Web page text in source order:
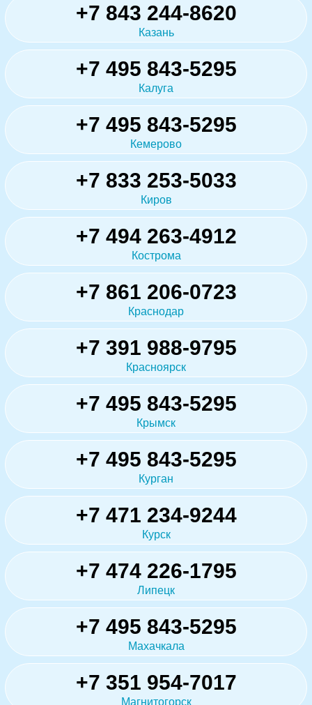
+7 843 244-8620
Казань
+7 495 843-5295
Калуга
+7 495 843-5295
Кемерово
+7 833 253-5033
Киров
+7 494 263-4912
Кострома
+7 861 206-0723
Краснодар
+7 391 988-9795
Красноярск
+7 495 843-5295
Крымск
+7 495 843-5295
Курган
+7 471 234-9244
Курск
+7 474 226-1795
Липецк
+7 495 843-5295
Махачкала
+7 351 954-7017
Магнитогорск